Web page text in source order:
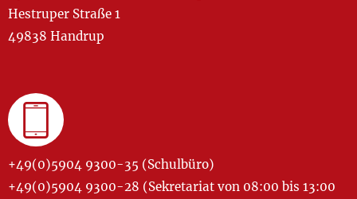
Hestruper Straße 1
49838 Handrup
+49(0)5904 9300-35 (Schulbüro)
+49(0)5904 9300-28 (Sekretariat von 08:00 bis 13:00